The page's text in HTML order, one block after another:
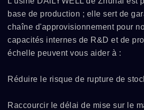
base de production ; elle sert de
chaîne d'approvisionnement pour
capacités internes de R&D et de
échelle peuvent vous aider à :
Réduire le risque de rupture de
Raccourcir le délai de mise sur le